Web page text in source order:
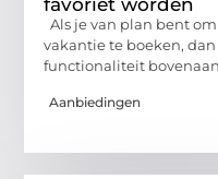
favoriet worden
Als je van plan bent
vakantie te boeken,
functionaliteit
Aanbiedingen